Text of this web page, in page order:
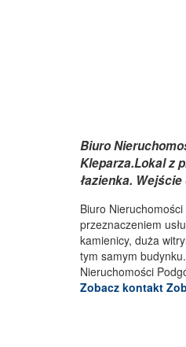
Biuro
Kleparza.Lokal z
łazienka.
Biuro
przeznaczeniem
kamienicy, duża
tym samym
Nieruchomości
Zobacz kontakt